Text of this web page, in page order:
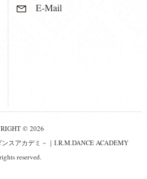
E-Mail
© 2026
スアカデミ－｜I.R.M.DANCE ACADEMY
reserved.